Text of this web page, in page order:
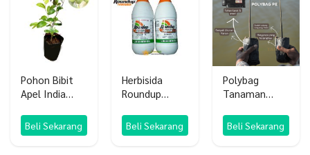
Pohon Bibit
Apel India
Beli Sekarang
Herbisida
Roundup
SLBeli Sekarang
Polybag
Tanaman
Beli Sekarang